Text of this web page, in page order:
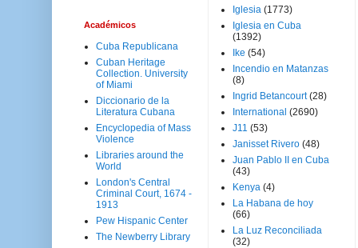
Académicos
Cuba Republicana
Cuban Heritage
Collection. University
of Miami
Diccionario de la
Literatura Cubana
Encyclopedia of Mass
Violence
Libraries around the
World
London's Central
Criminal Court, 1674 -
1913
Pew Hispanic Center
The Newberry Library
Iglesia (1773)
Iglesia en Cuba
(1392)
Ike (54)
Incendio en Matanzas
(8)
Ingrid Betancourt (28)
International (2690)
J11 (53)
Janisset Rivero (48)
Juan Pablo II en Cuba
(43)
Kenya (4)
La Habana de hoy
(66)
La Luz Reconciliada
(32)